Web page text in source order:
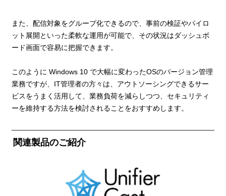
また、配信対象をグループ化できるので、事前の検証やパイロ
ット展開といった柔軟な運用が可能で、その状況はダッシュボ
ード画面で容易に把握できます。
このように Windows 10 で大幅に変わったOSのバージョン管理
業務ですが、IT管理者の方々は、アウトソーシングできるサー
ビスをうまく活用して、業務負荷を減らしつつ、セキュリティ
ーを維持する方法を検討されることをおすすめします。
関連製品のご紹介